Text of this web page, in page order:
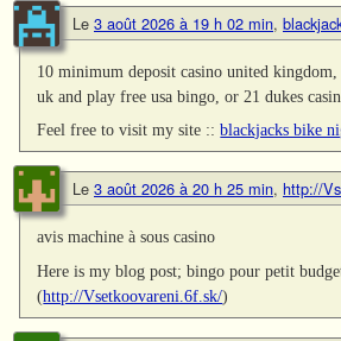
Le 3 août 2026 à 19 h 02 min,
10 minimum deposit casino united kingdom,
uk and play free usa bingo, or 21 dukes
Feel free to visit my site ::blackjacks bike
Le 3 août 2026 à 20 h 25 min, http://
avis machine à sous casino
Here is my blog post; bingo pour petit
(http://Vsetkoovareni.6f.sk/)